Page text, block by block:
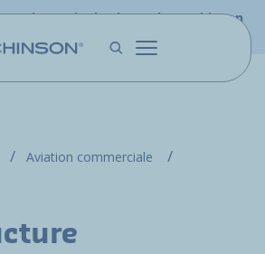
partie du site web Hutchinson
Aviation commerciale